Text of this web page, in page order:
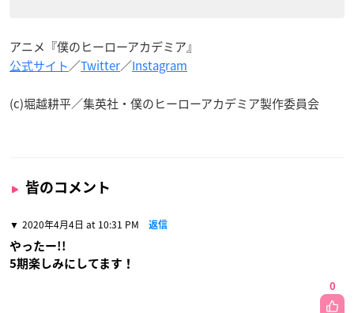
アニメ『僕のヒーローアカデミア』
公式サイト／Twitter／Instagram
(c)堀越耕平／集英社・僕のヒーローアカデミア製作委員会
皆のコメント
2020年4月4日 at 10:31 PM 返信
やったー!!
5期楽しみにしてます！
0